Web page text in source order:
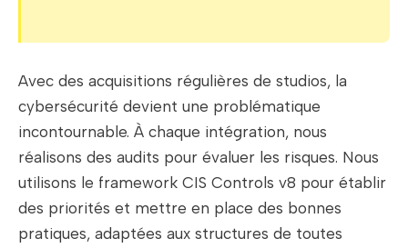
Avec des acquisitions régulières de studios, la
cybersécurité devient une problématique
incontournable. À chaque intégration, nous
réalisons des audits pour évaluer les risques. Nous
utilisons le framework CIS Controls v8 pour établir
des priorités et mettre en place des bonnes
pratiques, adaptées aux structures de toutes